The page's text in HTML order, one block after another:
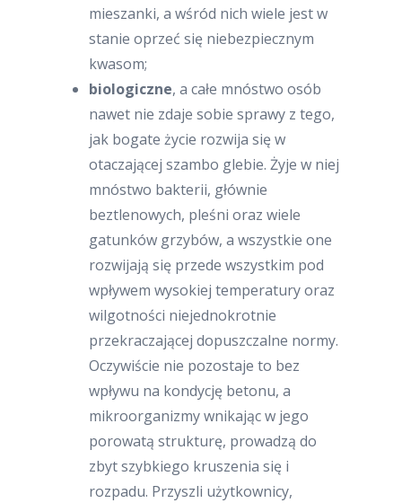
mieszanki, a wśród nich wiele jest w
stanie oprzeć się niebezpiecznym
kwasom;
biologiczne, a całe mnóstwo osób
nawet nie zdaje sobie sprawy z tego,
jak bogate życie rozwija się w
otaczającej szambo glebie. Żyje w niej
mnóstwo bakterii, głównie
beztlenowych, pleśni oraz wiele
gatunków grzybów, a wszystkie one
rozwijają się przede wszystkim pod
wpływem wysokiej temperatury oraz
wilgotności niejednokrotnie
przekraczającej dopuszczalne normy.
Oczywiście nie pozostaje to bez
wpływu na kondycję betonu, a
mikroorganizmy wnikając w jego
porowatą strukturę, prowadzą do
zbyt szybkiego kruszenia się i
rozpadu. Przyszli użytkownicy,